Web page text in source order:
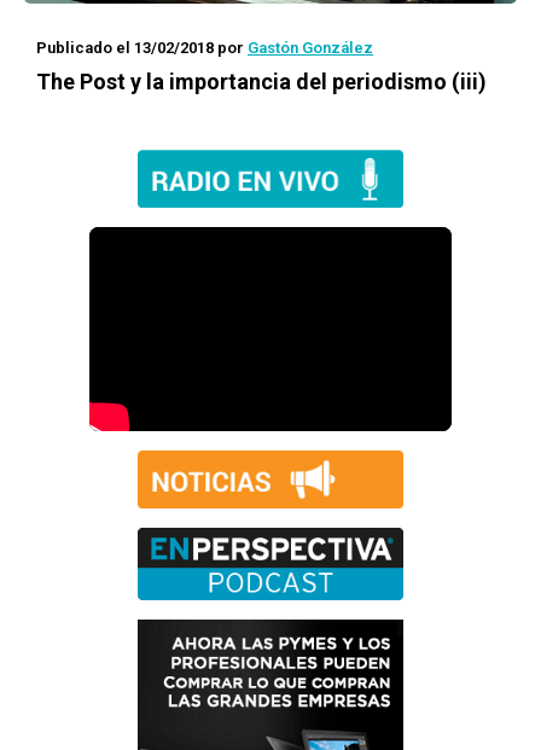
Publicado el 13/02/2018 por Gastón González
The Post y la importancia del periodismo (iii)